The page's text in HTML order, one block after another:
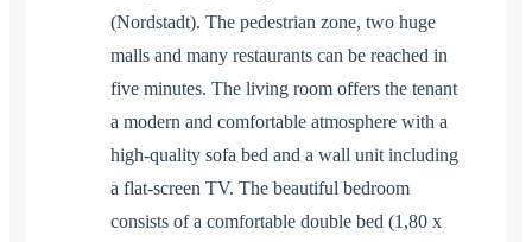
(Nordstadt). The pedestrian zone, two huge
malls and many restaurants can be reached in
five minutes. The living room offers the tenant
a modern and comfortable atmosphere with a
high-quality sofa bed and a wall unit including
a flat-screen TV. The beautiful bedroom
consists of a comfortable double bed (1,80 x